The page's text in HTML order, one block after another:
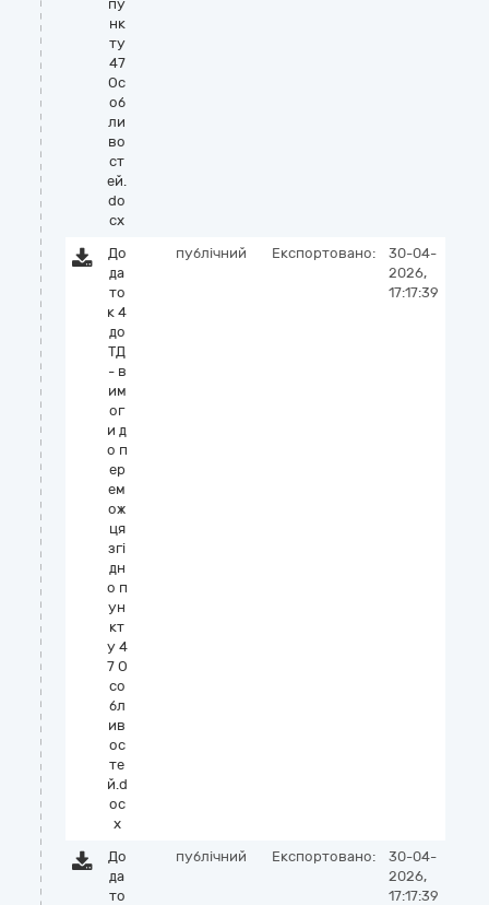
пу
нк
ту
47
Ос
об
ли
во
ст
ей.
do
cx
До
да
то
к 4
до
ТД
- в
им
ог
и д
о п
ер
ем
ож
ця
згi
дн
о п
ун
кт
у 4
7 О
со
бл
ив
ос
те
й.d
oc
x
публічний Експортовано:
30-04-
2026,
17:17:39
До
да
то
публічний Експортовано:
30-04-
2026,
17:17:39